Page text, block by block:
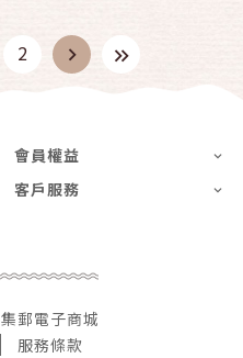
2
會員權益
客戶服務
集郵電子商城
服務條款